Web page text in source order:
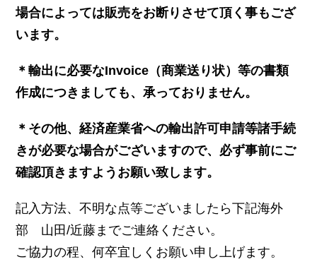
場合によっては販売をお断りさせて頂く事もござ
います。
＊輸出に必要なInvoice（商業送り状）等の書類
作成につきましても、承っておりません。
＊その他、経済産業省への輸出許可申請等諸手続
きが必要な場合がございますので、必ず事前にご
確認頂きますようお願い致します。
記入方法、不明な点等ございましたら下記海外
部 山田/近藤までご連絡ください。
ご協力の程、何卒宜しくお願い申し上げます。